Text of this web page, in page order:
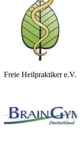
Freie Heilpraktiker e.V.